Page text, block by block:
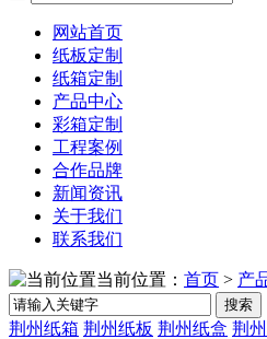
网站首页
纸板定制
纸箱定制
产品中心
彩箱定制
工程案例
合作品牌
新闻资讯
关于我们
联系我们
当前位置： 首页 > 产
搜索
荆州纸箱 荆州纸板 荆州纸盒 荆